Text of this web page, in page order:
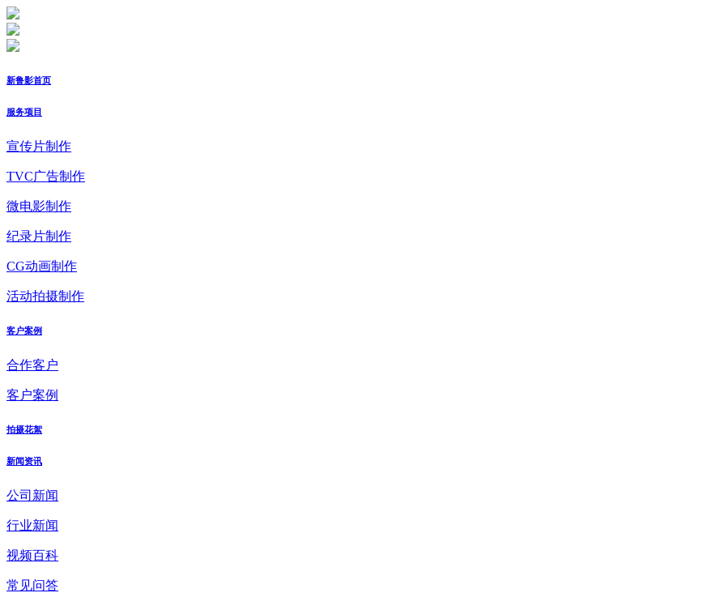
新鲁影首页
服务项目
宣传片制作
TVC广告制作
微电影制作
纪录片制作
CG动画制作
活动拍摄制作
客户案例
合作客户
客户案例
拍摄花絮
新闻资讯
公司新闻
行业新闻
视频百科
常见问答